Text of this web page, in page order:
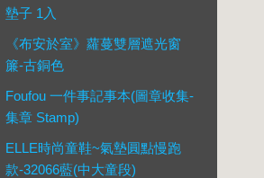
墊子 1入
《布安於室》蘿蔓雙層遮光窗
簾-古銅色
Foufou 一件事記事本(圖章收集-
集章 Stamp)
ELLE時尚童鞋~氣墊圓點慢跑
款-32066藍(中大童段)